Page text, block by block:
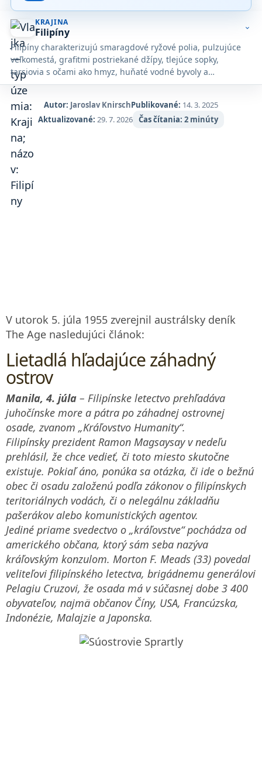
KRAJINA
Filipíny
Filipíny charakterizujú smaragdové ryžové polia, pulzujúce
veľkomestá, grafitmi postriekané džípy, tlejúce sopky,
tarsiovia s očami ako hmyz, huňaté vodné byvoly a
usmievaví, šťastní ľudia.
expand_more
Autor: Jaroslav KnirschPublikované: 14. 3. 2025
Aktualizované: 29. 7. 2026 Čas čítania: 2 minúty
V utorok 5. júla 1955 zverejnil austrálsky deník
The Age nasledujúci článok:
Lietadlá hľadajúce záhadný
ostrov
Manila, 4. júla – Filipínske letectvo prehľadáva
juhočínske more a pátra po záhadnej ostrovnej
osade, zvanom „Kráľovstvo Humanity“.
Filipínsky prezident Ramon Magsaysay v nedeľu
prehlásil, že chce vedieť, či toto miesto skutočne
existuje. Pokiaľ áno, ponúka sa otázka, či ide o bežnú
obec či osadu založenú podľa zákonov o filipínskych
teritoriálnych vodách, či o nelegálnu základňu
pašerákov alebo komunistických agentov.
Jediné priame svedectvo o „kráľovstve“ pochádza od
amerického občana, ktorý sám seba nazýva
kráľovským konzulom. Morton F. Meads (33) povedal
veliteľovi filipínského letectva, brigádnemu generálovi
Pelagiu Cruzovi, že osada má v súčasnej dobe 3 400
obyvateľov, najmä občanov Číny, USA, Francúzska,
Indonézie, Malajzie a Japonska.